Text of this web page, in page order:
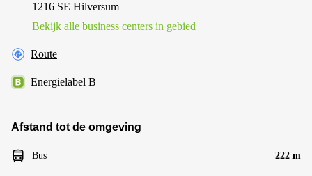
1216 SE Hilversum
Bekijk alle business centers in gebied
Route
Energielabel B
Afstand tot de omgeving
Bus 222 m